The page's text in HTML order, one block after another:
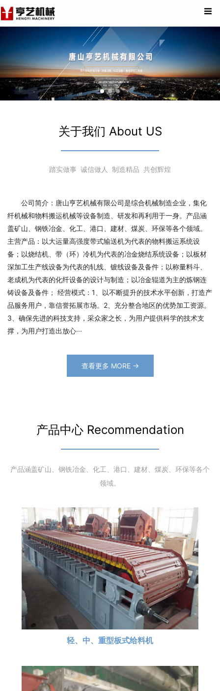
关于我们 About US
踏实做事 诚信做人 制造精品 共创辉煌
公司简介：唐山亨艺机械有限公司是综合机械制造企业，集化
纤机械和物料搬运机械等设备制造、研发和再利用于一身。产品涵
盖矿山、钢铁冶金、化工、港口、建材、煤炭、环保等各个领域。
主营产品：以大运量高强度带式输送机为代表的物料搬运系统设
备；以烧结机、带（环）冷机为代表的冶金烧结系统设备；以板材
深加工生产线设备为代表的轧线、镀线设备及备件；以称量料斗、
老成机为代表的化纤设备的设计与制造；以冶金辊道为主的炼钢连
铸设备及备件； 经营模式：1、以不断提升的技术水平创新，打造产
品服务用户，靠信誉拓展市场。2、充分整合地区的优势加工资源。
3、确保先进的科技支持，采众家之长，为用户提供科学的技术支
撑，为用户打造出放心···
查看更多 MORE →
产品中心 Recommendation
产品涵盖矿山、钢铁冶金、化工、港口、建材、煤炭、环保等各个
领域。
轻、中、重型板式给料机